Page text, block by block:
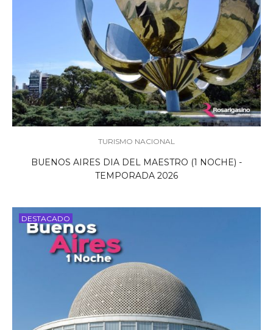
TURISMO NACIONAL
BUENOS AIRES DIA DEL MAESTRO (1 NOCHE) -
TEMPORADA 2026
DESTACADO